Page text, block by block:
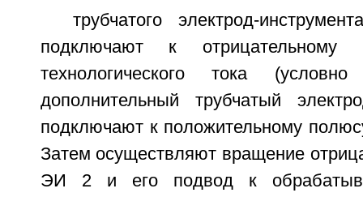
трубчатого электрод-
подключают к отрицательному
технологического тока
дополнительный трубчатый
подключают к положительному
Затем осуществляют вращение
ЭИ 2 и его подвод к